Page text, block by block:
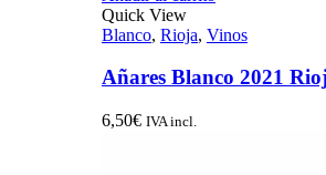
Quick View
Blanco, Rioja, Vinos
Añares Blanco 2021
6,50€ IVA incl.